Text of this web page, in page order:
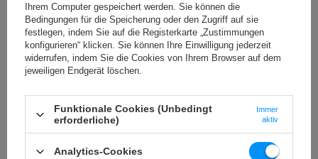
Home Linie - Sportgerät für den privaten Gebrauch
Anfänger im Bodybuilding und Sportliebhaber, die die
Erfahrung sammeln möchten, vorgesehen ist.
Die Geräte werden so gefertigt, dass funktionell sind und
Ihrem Computer gespeichert werden. Sie können die
Bedingungen für die Speicherung oder den Zugriff auf sie
festlegen, indem Sie auf die Registerkarte „Zustimmungen
konfigurieren“ klicken. Sie können Ihre Einwilligung jederzeit
widerrufen, indem Sie die Cookies von Ihrem Browser auf dem
jeweiligen Endgerät löschen.
Funktionale Cookies (Unbedingt
erforderliche)
Immer
aktiv
Analytics-Cookies